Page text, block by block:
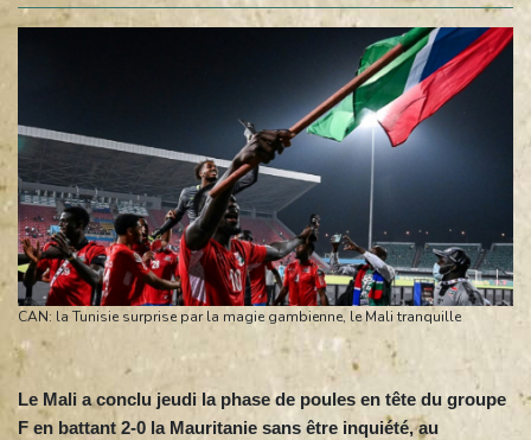
CAN: la Tunisie surprise par la magie gambienne, le Mali tranquille
Le Mali a conclu jeudi la phase de poules en tête du groupe
F en battant 2-0 la Mauritanie sans être inquiété, au